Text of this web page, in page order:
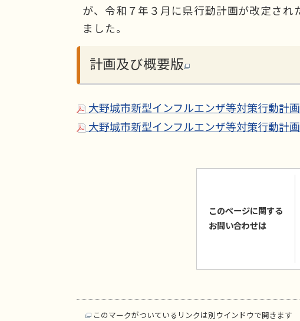
が、令和７年３月に県行動計画が改定さ
ました。
計画及び概要版
大野城市新型インフルエンザ等対策行動計
大野城市新型インフルエンザ等対策行動計
このページに関する
お問い合わせは
このマークがついているリンクは別ウインドウで開きます